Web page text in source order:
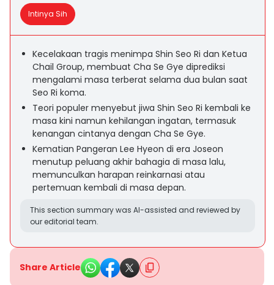
Intinya Sih
Kecelakaan tragis menimpa Shin Seo Ri dan Ketua
Chail Group, membuat Cha Se Gye diprediksi
mengalami masa terberat selama dua bulan saat
Seo Ri koma.
Teori populer menyebut jiwa Shin Seo Ri kembali ke
masa kini namun kehilangan ingatan, termasuk
kenangan cintanya dengan Cha Se Gye.
Kematian Pangeran Lee Hyeon di era Joseon
menutup peluang akhir bahagia di masa lalu,
memunculkan harapan reinkarnasi atau
pertemuan kembali di masa depan.
This section summary was AI-assisted and reviewed by
our editorial team.
Share Article